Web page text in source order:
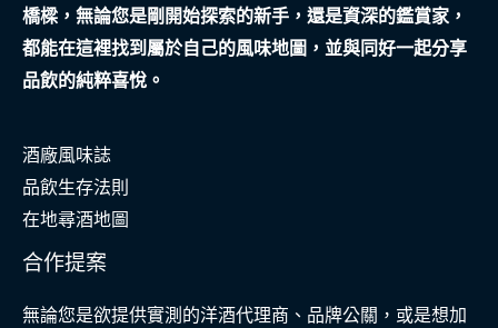
橋樑，無論您是剛開始探索的新手，還是資深的鑑賞家，
都能在這裡找到屬於自己的風味地圖，並與同好一起分享
品飲的純粹喜悅。
酒廠風味誌
品飲生存法則
在地尋酒地圖
合作提案
無論您是欲提供實測的洋酒代理商、品牌公關，或是想加